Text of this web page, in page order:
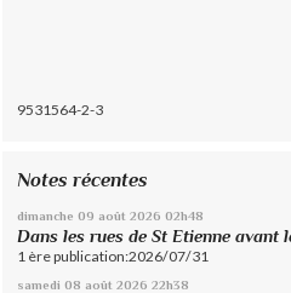
9531564-2-3
Notes récentes
dimanche 09 août 2026 02h48
Dans les rues de St Etienne avant
1 ère publication:2026/07/31
samedi 08 août 2026 22h38